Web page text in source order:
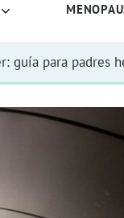
guía para padres